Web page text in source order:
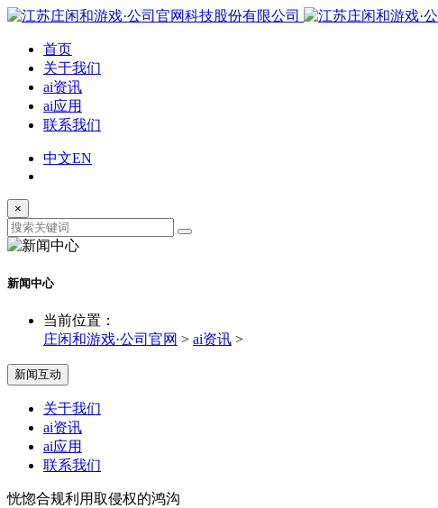
首页
关于我们
ai资讯
ai应用
联系我们
中文EN
×
新闻中心
当前位置：
庄闲和游戏·公司官网 > ai资讯 >
新闻互动
关于我们
ai资讯
ai应用
联系我们
恍惚合规利用取侵权的鸿沟